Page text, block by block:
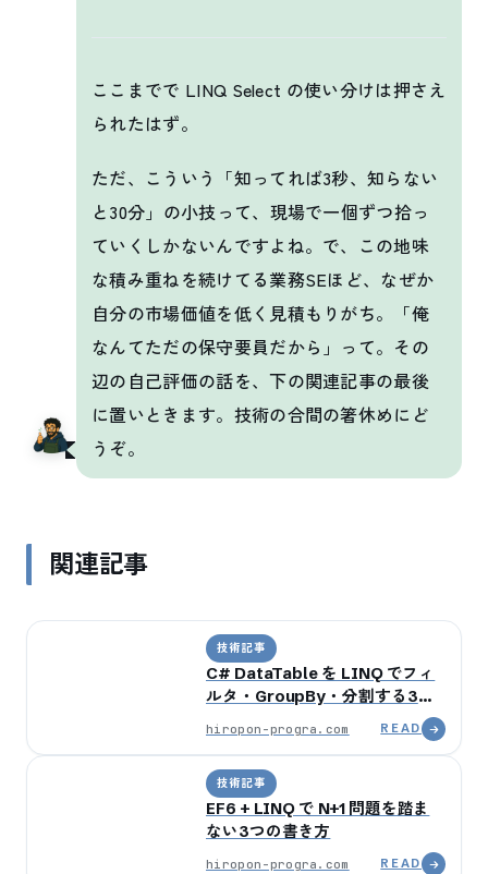
ここまでで LINQ Select の使い分けは押さえ
られたはず。
ただ、こういう「知ってれば3秒、知らない
と30分」の小技って、現場で一個ずつ拾っ
ていくしかないんですよね。で、この地味
な積み重ねを続けてる業務SEほど、なぜか
自分の市場価値を低く見積もりがち。「俺
なんてただの保守要員だから」って。その
辺の自己評価の話を、下の関連記事の最後
に置いときます。技術の合間の箸休めにど
うぞ。
関連記事
技術記事
C# DataTable を LINQ でフィ
ルタ・GroupBy・分割する3パ
ターン
hiropon-progra.com READ
技術記事
EF6 + LINQ で N+1 問題を踏ま
ない3つの書き方
hiropon-progra.com READ